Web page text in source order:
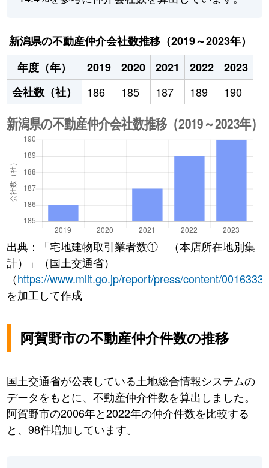
新潟県の不動産仲介会社数推移（2019～2023年）
年度（年）
2019 2020 2021 2022
2023
会社数（社）
186 185 187 189 190
出典：「宅地建物取引業者数① （本店所在地別集
計）」（国土交通省）
（https://www.mlit.go.jp/report/press/content/
を加工して作成
阿賀野市の不動産仲介件数の推移
国土交通省が公表している土地総合情報システムの
データをもとに、不動産仲介件数を算出しました。
阿賀野市の2006年と2022年の仲介件数を比較する
と、98件増加しています。